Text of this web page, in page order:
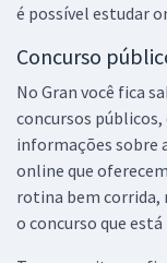
é possível estudar
Concurso
No Gran você fica
concursos públicos,
informações sobre
online que
rotina bem corrida,
o concurso que